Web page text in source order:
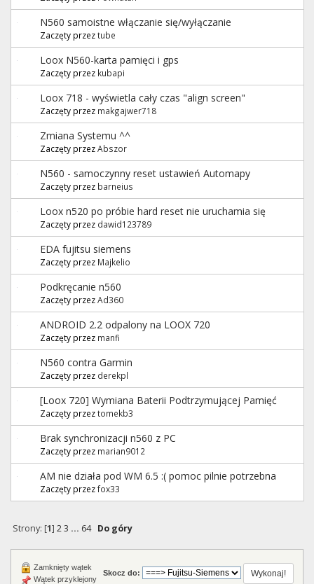
N560 samoistne włączanie się/wyłączanie
Zaczęty przeztube
Loox N560-karta pamięci i gps
Zaczęty przez kubapi
Loox 718 - wyświetla cały czas "align screen"
Zaczęty przez makgajwer718
Zmiana Systemu ^^
Zaczęty przezAbszor
N560 - samoczynny reset ustawień Automapy
Zaczęty przez barneius
Loox n520 po próbie hard reset nie uruchamia się
Zaczęty przez dawid123789
EDA fujitsu siemens
Zaczęty przez Majkelio
Podkręcanie n560
Zaczęty przezAd360
ANDROID 2.2 odpalony na LOOX 720
Zaczęty przez manfi
N560 contra Garmin
Zaczęty przez derekpl
[Loox 720] Wymiana Baterii Podtrzymującej Pamięć
Zaczęty przeztomekb3
Brak synchronizacji n560 z PC
Zaczęty przez marian9012
AM nie działa pod WM 6.5 :( pomoc pilnie potrzebna
Zaczęty przezfox33
Strony: [1] 2 3 ... 64 Do góry
Skocz do:
Zamknięty wątek
Wątek przyklejony